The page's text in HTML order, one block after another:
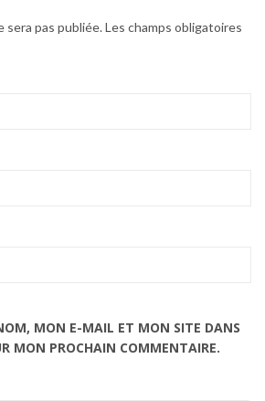
sera pas publiée.Les champs obligatoires
MON E-MAIL ET MON SITE DANS
MON PROCHAIN COMMENTAIRE.